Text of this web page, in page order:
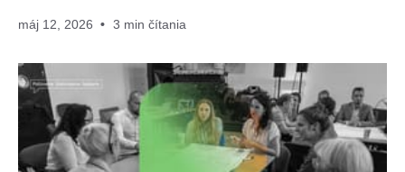
máj 12, 2026 3 min čítania